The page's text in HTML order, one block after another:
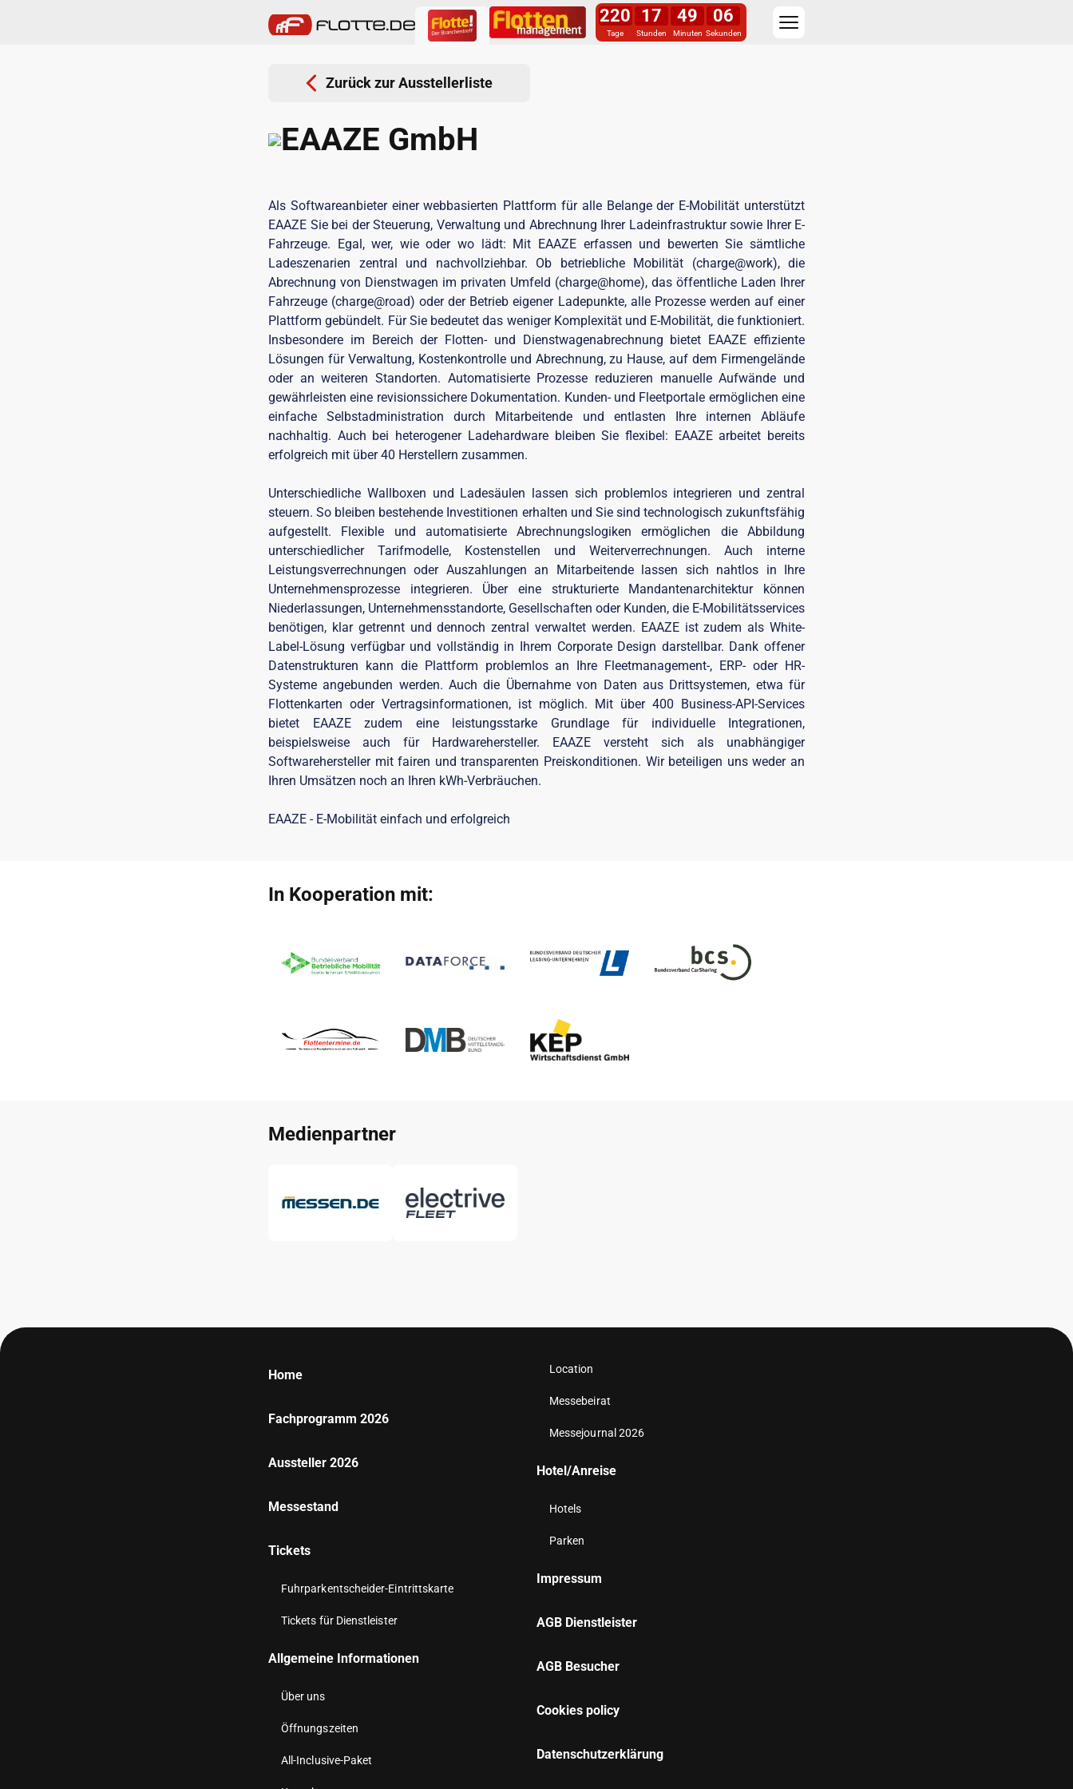
220
Tage
17
Stunden
49
Minuten
05
Sekunden
Zurück zur Ausstellerliste
EAAZE GmbH
Als Softwareanbieter einer webbasierten Plattform für alle Belange der E-Mobilität unterstützt
EAAZE Sie bei der Steuerung, Verwaltung und Abrechnung Ihrer Ladeinfrastruktur sowie Ihrer E-
Fahrzeuge. Egal, wer, wie oder wo lädt: Mit EAAZE erfassen und bewerten Sie sämtliche
Ladeszenarien zentral und nachvollziehbar. Ob betriebliche Mobilität (charge@work), die
Abrechnung von Dienstwagen im privaten Umfeld (charge@home), das öffentliche Laden Ihrer
Fahrzeuge (charge@road) oder der Betrieb eigener Ladepunkte, alle Prozesse werden auf einer
Plattform gebündelt. Für Sie bedeutet das weniger Komplexität und E-Mobilität, die funktioniert.
Insbesondere im Bereich der Flotten- und Dienstwagenabrechnung bietet EAAZE effiziente
Lösungen für Verwaltung, Kostenkontrolle und Abrechnung, zu Hause, auf dem Firmengelände
oder an weiteren Standorten. Automatisierte Prozesse reduzieren manuelle Aufwände und
gewährleisten eine revisionssichere Dokumentation. Kunden- und Fleetportale ermöglichen eine
einfache Selbstadministration durch Mitarbeitende und entlasten Ihre internen Abläufe
nachhaltig. Auch bei heterogener Ladehardware bleiben Sie flexibel: EAAZE arbeitet bereits
erfolgreich mit über 40 Herstellern zusammen.
Unterschiedliche Wallboxen und Ladesäulen lassen sich problemlos integrieren und zentral
steuern. So bleiben bestehende Investitionen erhalten und Sie sind technologisch zukunftsfähig
aufgestellt. Flexible und automatisierte Abrechnungslogiken ermöglichen die Abbildung
unterschiedlicher Tarifmodelle, Kostenstellen und Weiterverrechnungen. Auch interne
Leistungsverrechnungen oder Auszahlungen an Mitarbeitende lassen sich nahtlos in Ihre
Unternehmensprozesse integrieren. Über eine strukturierte Mandantenarchitektur können
Niederlassungen, Unternehmensstandorte, Gesellschaften oder Kunden, die E-Mobilitätsservices
benötigen, klar getrennt und dennoch zentral verwaltet werden. EAAZE ist zudem als White-
Label-Lösung verfügbar und vollständig in Ihrem Corporate Design darstellbar. Dank offener
Datenstrukturen kann die Plattform problemlos an Ihre Fleetmanagement-, ERP- oder HR-
Systeme angebunden werden. Auch die Übernahme von Daten aus Drittsystemen, etwa für
Flottenkarten oder Vertragsinformationen, ist möglich. Mit über 400 Business-API-Services
bietet EAAZE zudem eine leistungsstarke Grundlage für individuelle Integrationen,
beispielsweise auch für Hardwarehersteller. EAAZE versteht sich als unabhängiger
Softwarehersteller mit fairen und transparenten Preiskonditionen. Wir beteiligen uns weder an
Ihren Umsätzen noch an Ihren kWh-Verbräuchen.
EAAZE - E-Mobilität einfach und erfolgreich
In Kooperation mit:
Medienpartner
Home
Fachprogramm 2026
Aussteller 2026
Messestand
Tickets
Fuhrparkentscheider-Eintrittskarte
Tickets für Dienstleister
Allgemeine Informationen
Über uns
Öffnungszeiten
All-Inclusive-Paket
Location
Messebeirat
Messejournal 2026
Hotel/Anreise
Hotels
Parken
Impressum
AGB Dienstleister
AGB Besucher
Cookies policy
Datenschutzerklärung